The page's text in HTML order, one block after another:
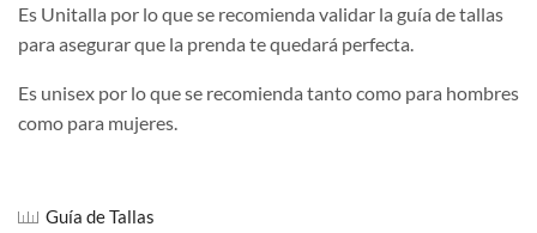
Es Unitalla por lo que se recomienda validar la guía de tallas
para asegurar que la prenda te quedará perfecta.
Es unisex por lo que se recomienda tanto como para hombres
como para mujeres.
Guía de Tallas